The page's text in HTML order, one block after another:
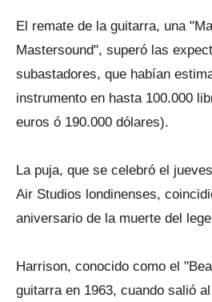
El remate de la guitarra, una
Mastersound", superó las
subastadores, que habían
instrumento en hasta 100.000
euros ó 190.000 dólares).
La puja, que se celebró el
Air Studios londinenses,
aniversario de la muerte del
Harrison, conocido como el
guitarra en 1963, cuando salió